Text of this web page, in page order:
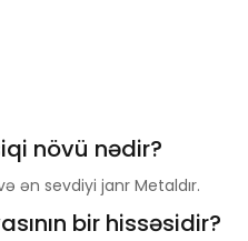
növü nədir?
ən sevdiyi janr Metaldır.
bir hissəsidir?